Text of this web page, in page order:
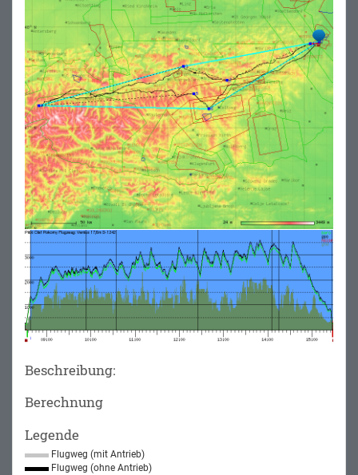
Beschreibung:
Berechnung
Legende
Flugweg (mit Antrieb)
Flugweg (ohne Antrieb)